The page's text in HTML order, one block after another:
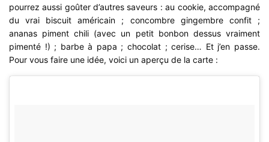
pourrez aussi goûter d’autres saveurs : au cookie, accompagné
du vrai biscuit américain ; concombre gingembre confit ;
ananas piment chili (avec un petit bonbon dessus vraiment
pimenté !) ; barbe à papa ; chocolat ; cerise… Et j’en passe.
Pour vous faire une idée, voici un aperçu de la carte :